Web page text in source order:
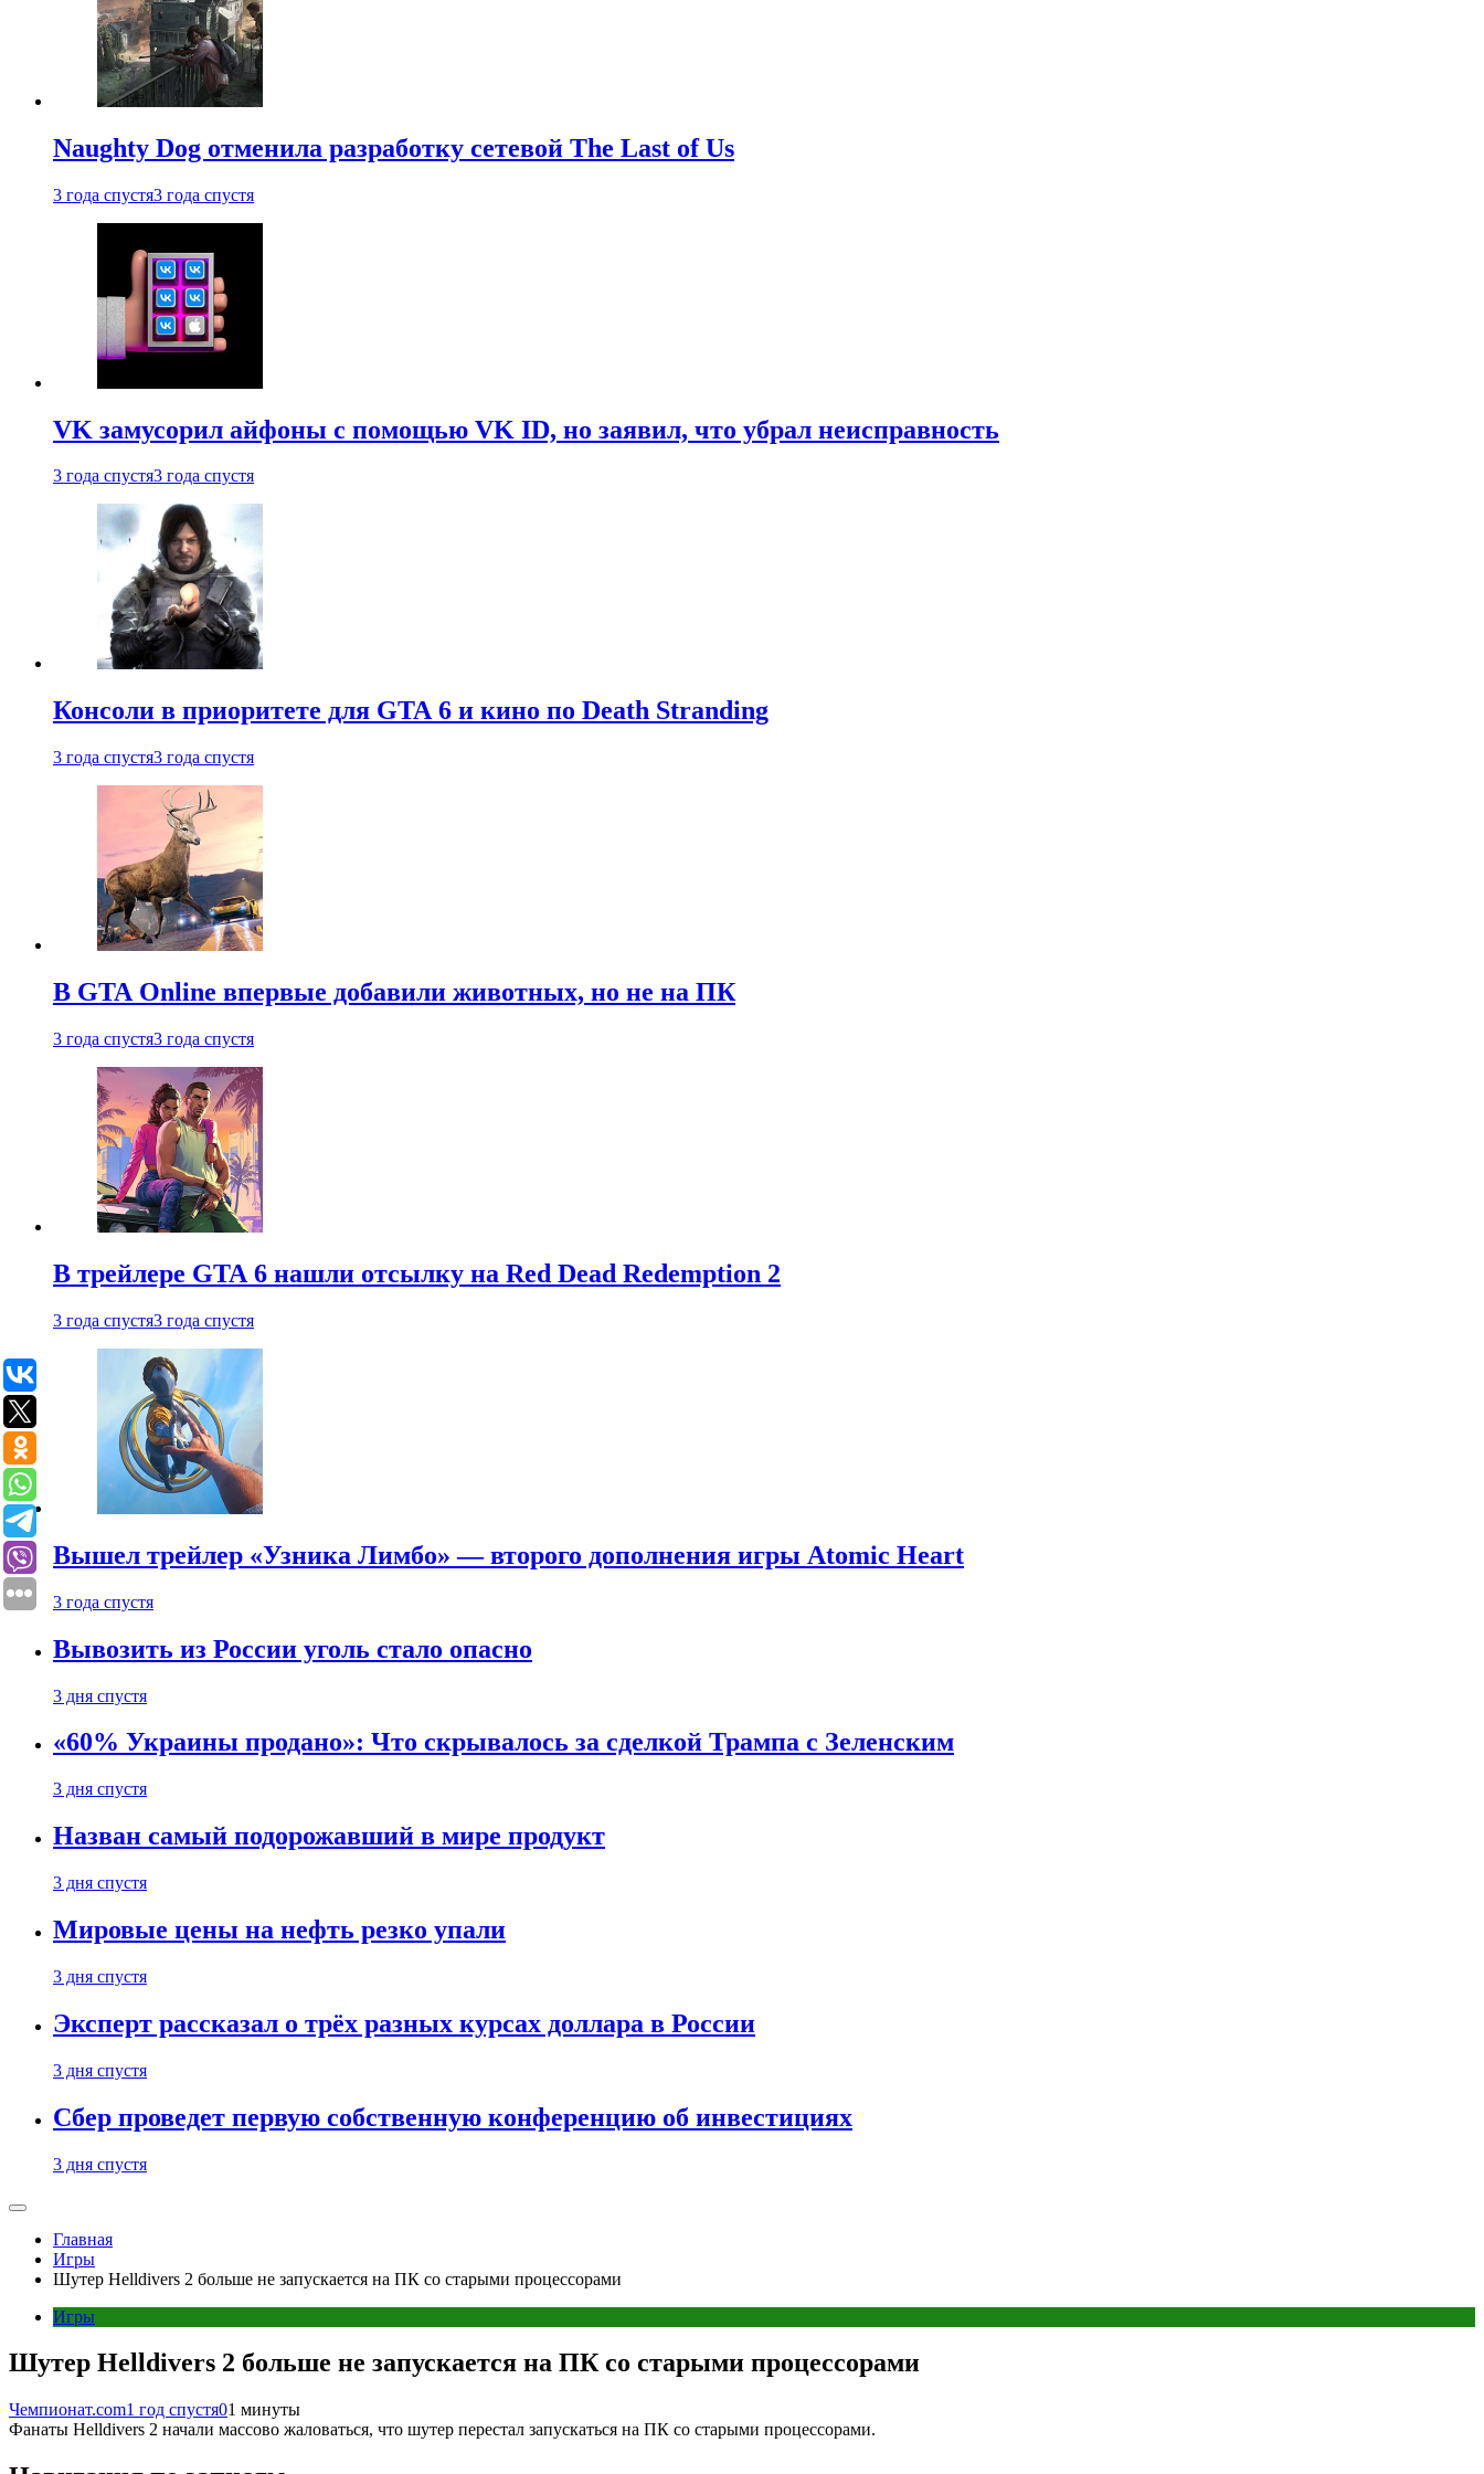
Naughty Dog отменила разработку сетевой The Last of Us
3 года спустя3 года спустя
VK замусорил айфоны с помощью VK ID, но заявил, что убрал неисправность
3 года спустя3 года спустя
Консоли в приоритете для GTA 6 и кино по Death Stranding
3 года спустя3 года спустя
В GTA Online впервые добавили животных, но не на ПК
3 года спустя3 года спустя
В трейлере GTA 6 нашли отсылку на Red Dead Redemption 2
3 года спустя3 года спустя
Вышел трейлер «Узника Лимбо» — второго дополнения игры Atomic Heart
3 года спустя
Вывозить из России уголь стало опасно
3 дня спустя
«60% Украины продано»: Что скрывалось за сделкой Трампа с Зеленским
3 дня спустя
Назван самый подорожавший в мире продукт
3 дня спустя
Мировые цены на нефть резко упали
3 дня спустя
Эксперт рассказал о трёх разных курсах доллара в России
3 дня спустя
Сбер проведет первую собственную конференцию об инвестициях
3 дня спустя
Главная
Игры
Шутер Helldivers 2 больше не запускается на ПК со старыми процессорами
Игры
Шутер Helldivers 2 больше не запускается на ПК со старыми процессорами
Чемпионат.com1 год спустя01 минуты
Фанаты Helldivers 2 начали массово жаловаться, что шутер перестал запускаться на ПК со старыми процессорами.